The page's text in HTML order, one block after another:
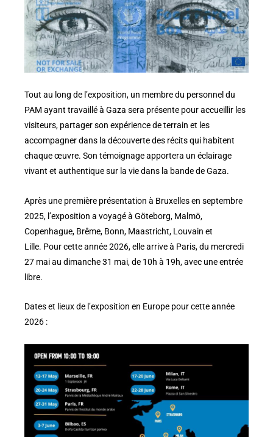
Tout au long de l’exposition, un membre du personnel du
PAM ayant travaillé à Gaza sera présente pour accueillir les
visiteurs, partager son expérience de terrain et les
accompagner dans la découverte des récits qui habitent
chaque œuvre. Son témoignage apportera un éclairage
vivant et authentique sur la vie dans la bande de Gaza.
Après une première présentation à Bruxelles en septembre
2025, l’exposition a voyagé à Göteborg, Malmö,
Copenhague, Brême, Bonn, Maastricht, Louvain et
Lille. Pour cette année 2026, elle arrive à Paris, du mercredi
27 mai au dimanche 31 mai, de 10h à 19h, avec une entrée
libre.
Dates et lieux de l’exposition en Europe pour cette année
2026 :